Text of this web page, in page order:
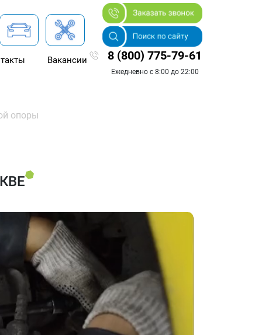
Вакансии 8 (800) 775-79-61
Ежедневно с 8:00 до 22:00
опоры